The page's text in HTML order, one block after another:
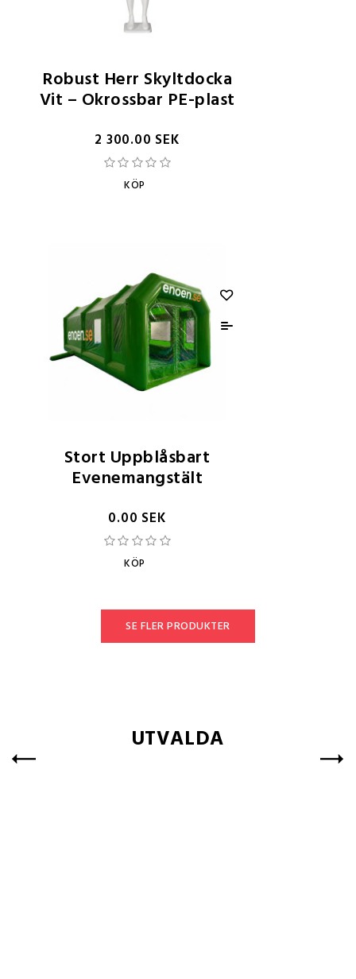
Robust Herr Skyltdocka
Vit – Okrossbar PE-plast
2 300.00 SEK
KÖP
Stort Uppblåsbart
Evenemangstält
0.00 SEK
KÖP
SE FLER PRODUKTER
UTVALDA